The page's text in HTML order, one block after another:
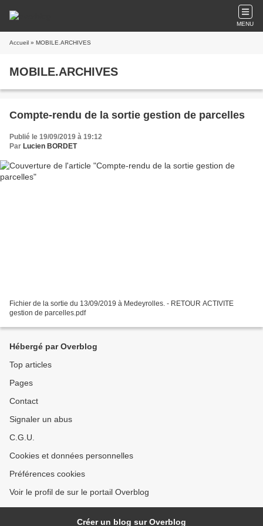
MENU
Accueil » MOBILE.ARCHIVES
MOBILE.ARCHIVES
Compte-rendu de la sortie gestion de parcelles
Publié le 19/09/2019 à 19:12
Par Lucien BORDET
Fichier de la sortie du 13/09/2019 à Medeyrolles. - RETOUR ACTIVITE
gestion de parcelles.pdf
Hébergé par Overblog
Top articles
Pages
Contact
Signaler un abus
C.G.U.
Cookies et données personnelles
Préférences cookies
Voir le profil de sur le portail Overblog
Créer un blog sur Overblog